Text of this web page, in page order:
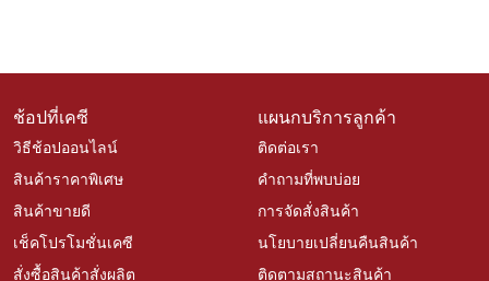
ช้อปที่เคซี
วิธีช้อปออนไลน์
สินค้าราคาพิเศษ
สินค้าขายดี
เช็คโปรโมชั่นเคซี
สั่งซื้อสินค้าสั่งผลิต
แผนกบริการลูกค้า
ติดต่อเรา
คำถามที่พบบ่อย
การจัดสั่งสินค้า
นโยบายเปลี่ยนคืนสินค้า
ติดตามสถานะสินค้า